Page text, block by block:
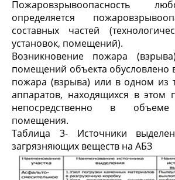
Пожаровзрывоопасность
определяется
составных частей
установок, помещений).
Возникновение пожара
помещений объекта обусловлено
пожара (взрыва) или в одном из
аппаратов, находящихся в этом
непосредственно в объеме
помещения.
Таблица 3- Источники
загрязняющих веществ на АБЗ